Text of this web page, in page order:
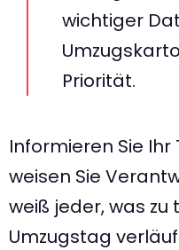
wichtiger
Priorität.
Informieren Sie
weisen Sie
weiß jeder, was zu
Umzugstag